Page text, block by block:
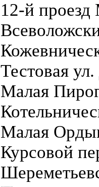
12-й
Тестовая
Малая
Малая
Курсовой